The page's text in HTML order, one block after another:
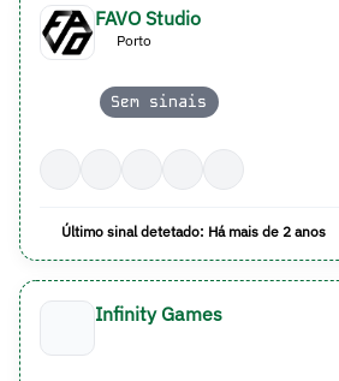
FAVO Studio
Porto
Sem sinais
Último sinal detetado: Há mais de 2 anos
Infinity Games